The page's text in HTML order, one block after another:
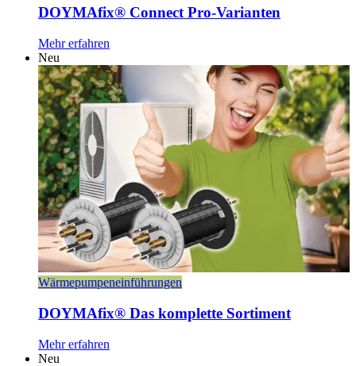
⁣DOYMAfix® Connect Pro-Varianten
Mehr erfahren
Neu
Wärmepumpeneinführungen
DOYMAfix® Das komplette Sortiment
Mehr erfahren
Neu